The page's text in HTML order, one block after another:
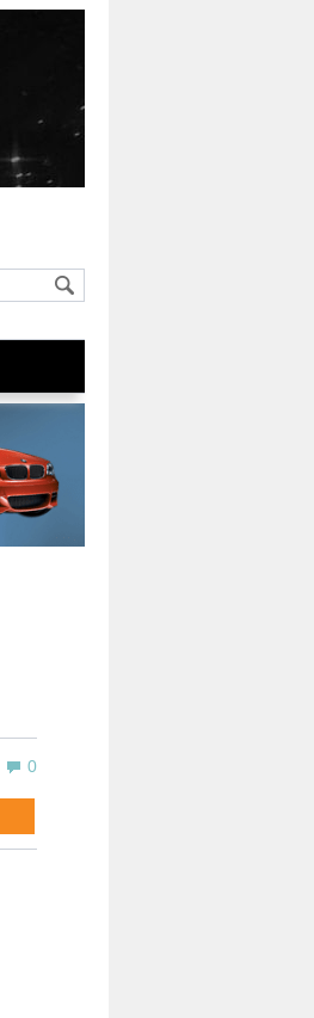
0